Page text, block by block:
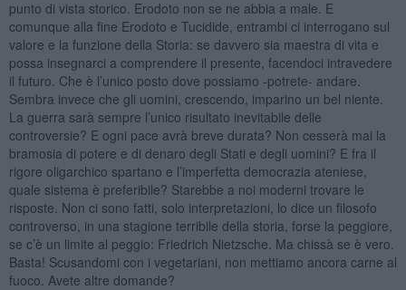
punto di vista storico. Erodoto non se ne abbia a male. E
comunque alla fine Erodoto e Tucidide, entrambi ci interrogano sul
valore e la funzione della Storia: se davvero sia maestra di vita e
possa insegnarci a comprendere il presente, facendoci intravedere
il futuro. Che è l’unico posto dove possiamo -potrete- andare.
Sembra invece che gli uomini, crescendo, imparino un bel niente.
La guerra sarà sempre l’unico risultato inevitabile delle
controversie? E ogni pace avrà breve durata? Non cesserà mai la
bramosia di potere e di denaro degli Stati e degli uomini? E fra il
rigore oligarchico spartano e l’imperfetta democrazia ateniese,
quale sistema è preferibile? Starebbe a noi moderni trovare le
risposte. Non ci sono fatti, solo interpretazioni, lo dice un filosofo
controverso, in una stagione terribile della storia, forse la peggiore,
se c’è un limite al peggio: Friedrich Nietzsche. Ma chissà se è vero.
Basta! Scusandomi con i vegetariani, non mettiamo ancora carne al
fuoco. Avete altre domande?